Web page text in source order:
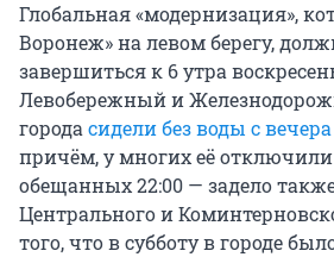
Глобальная «модернизация»,
Воронеж» на левом берегу,
завершиться к 6 утра
Левобережный и
города сидели без воды с
причём, у многих её
обещанных 22:00 — задело
Центрального и
того, что в субботу в городе